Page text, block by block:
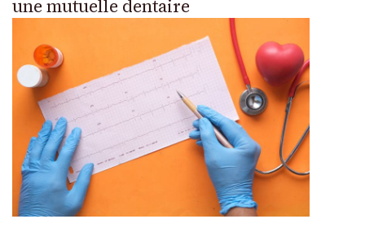
une mutuelle dentaire